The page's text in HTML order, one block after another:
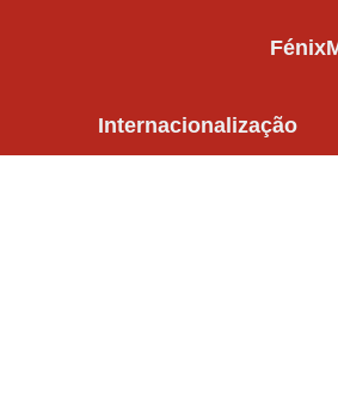
Fénix
Internacionalização